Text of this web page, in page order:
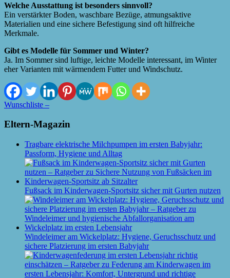
Welche Ausstattung ist besonders sinnvoll?
Ein verstärkter Boden, waschbare Bezüge, atmungsaktive
Materialien und eine sichere Befestigung sind oft hilfreiche
Merkmale.
Gibt es Modelle für Sommer und Winter?
Ja. Im Sommer sind luftige, leichte Modelle interessant, im Winter
eher Varianten mit wärmendem Futter und Windschutz.
Wunschliste –
Eltern-Magazin
Tragbare elektrische Milchpumpen im ersten Babyjahr:
Passform, Hygiene und Alltag
Fußsack im Kinderwagen-Sportsitz sicher mit Gurten nutzen
Windeleimer am Wickelplatz: Hygiene, Geruchsschutz und
sichere Platzierung im ersten Babyjahr